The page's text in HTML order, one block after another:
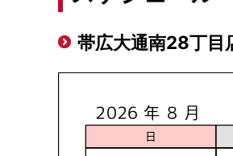
帯広大通南28丁目